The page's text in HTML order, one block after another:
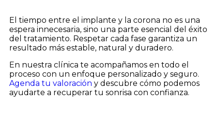
El tiempo entre el implante y la corona no es una
espera innecesaria, sino una parte esencial del éxito
del tratamiento. Respetar cada fase garantiza un
resultado más estable, natural y duradero.
En nuestra clínica te acompañamos en todo el
proceso con un enfoque personalizado y seguro.
Agenda tu valoración y descubre cómo podemos
ayudarte a recuperar tu sonrisa con confianza.